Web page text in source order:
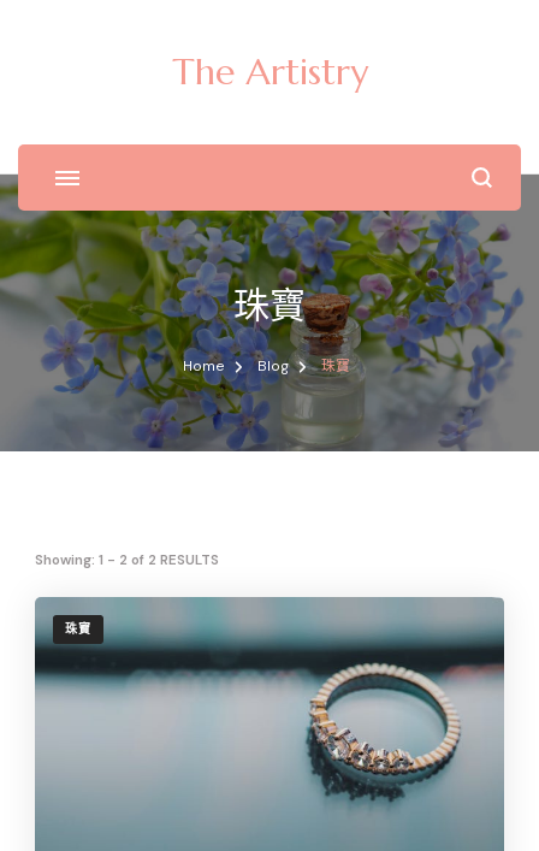
The Artistry
珠寶
Home Blog 珠寶
Showing: 1 - 2 of 2 RESULTS
珠寶